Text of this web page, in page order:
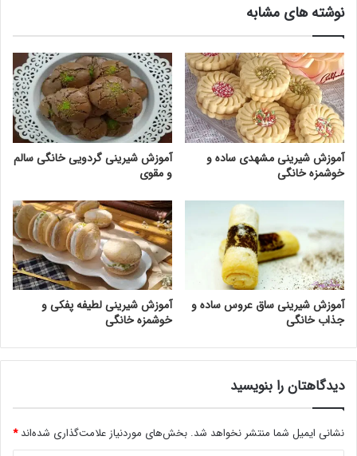
نوشته های مشابه
آموزش شیرینی مشهدی ساده و
خوشمزه خانگی
آموزش شیرینی گردویی خانگی سالم
و مقوی
آموزش شیرینی ساق عروس ساده و
جذاب خانگی
آموزش شیرینی لطیفه پفکی و
خوشمزه خانگی
دیدگاهتان را بنویسید
نشانی ایمیل شما منتشر نخواهد شد. بخش‌های موردنیاز علامت‌گذاری شده‌اند*